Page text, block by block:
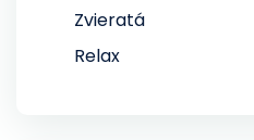
Zvieratá
Relax